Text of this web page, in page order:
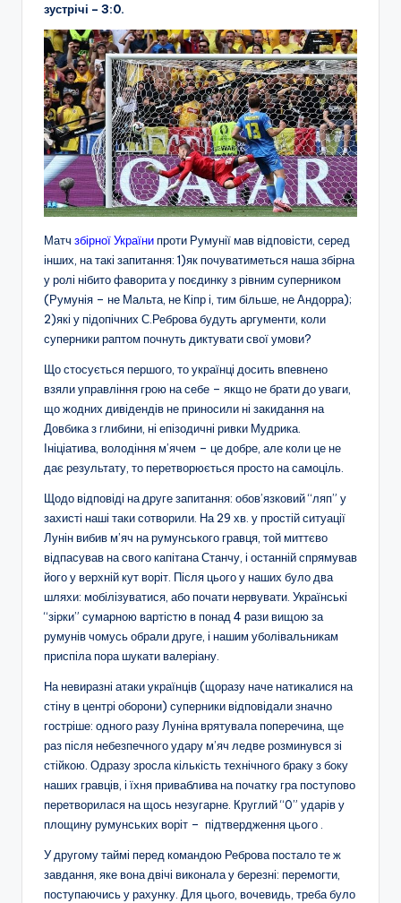
зустрічі – 3:0.
Матч збірної Українипроти Румунії мав відповісти, серед
інших, на такі запитання: 1)як почуватиметься наша збірна
у ролі нібито фаворита у поєдинку з рівним суперником
(Румунія – не Мальта, не Кіпр і, тим більше, не Андорра);
2)які у підопічних С.Реброва будуть аргументи, коли
суперники раптом почнуть диктувати свої умови?
Що стосується першого, то українці досить впевнено
взяли управління грою на себе – якщо не брати до уваги,
що жодних дивідендів не приносили ні закидання на
Довбика з глибини, ні епізодичні ривки Мудрика.
Ініціатива, володіння м’ячем – це добре, але коли це не
дає результату, то перетворюється просто на самоціль.
Щодо відповіді на друге запитання: обов’язковий “ляп” у
захисті наші таки сотворили. На 29 хв. у простій ситуації
Лунін вибив м’яч на румунського гравця, той миттєво
відпасував на свого капітана Станчу, і останній спрямував
його у верхній кут воріт. Після цього у наших було два
шляхи: мобілізуватися, або почати нервувати. Українські
“зірки” сумарною вартістю в понад 4 рази вищою за
румунів чомусь обрали друге, і нашим уболівальникам
приспіла пора шукати валеріану.
На невиразні атаки українців (щоразу наче натикалися на
стіну в центрі оборони) суперники відповідали значно
гостріше: одного разу Луніна врятувала поперечина, ще
раз після небезпечного удару м’яч ледве розминувся зі
стійкою. Одразу зросла кількість технічного браку з боку
наших гравців, і їхня приваблива на початку гра поступово
перетворилася на щось незугарне. Круглий “0” ударів у
площину румунських воріт – підтвердження цього .
У другому таймі перед командою Реброва постало те ж
завдання, яке вона двічі виконала у березні: перемогти,
поступаючись у рахунку. Для цього, вочевидь, треба було